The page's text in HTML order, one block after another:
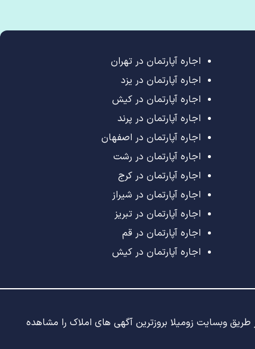
اجاره آپارتمان در تهران
اجاره آپارتمان در یزد
اجاره آپارتمان در کیش
اجاره آپارتمان در پرند
اجاره آپارتمان در اصفهان
اجاره آپارتمان در رشت
اجاره آپارتمان در کرج
اجاره آپارتمان در شیراز
اجاره آپارتمان در تبریز
اجاره آپارتمان در قم
اجاره آپارتمان در کیش
طریق وبسایت زومیلا بروزترین آگهی های املاک را مشاهده